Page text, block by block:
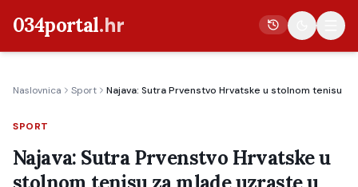
034portal.hr
Crna kronika
Poljoprivreda
Naslovnica Sport Najava: Sutra Prvenstvo Hrvatske u stolnom tenisu
SPORT
Najava: Sutra Prvenstvo Hrvatske u